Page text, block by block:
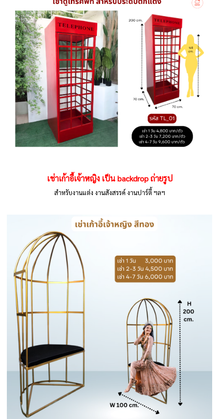
เช่าเก้าอี้เจ้าหญิง เป็น backdrop ถ่ายรูป
สำหรับงานแต่ง งานสังสรรค์ งานปาร์ตี้ ฯลฯ